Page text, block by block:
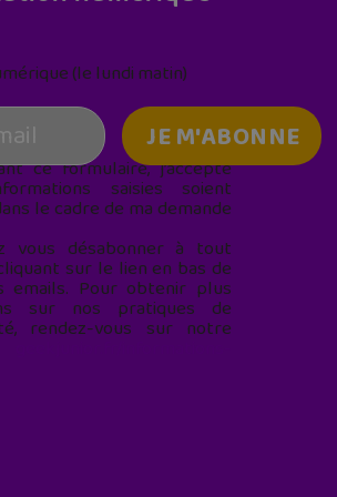
(le lundi matin)
ce formulaire, j’accepte
saisies soient
le cadre de ma demande
vous désabonner à tout
sur le lien en bas de
emails. Pour obtenir plus
sur nos pratiques de
rendez-vous sur notre